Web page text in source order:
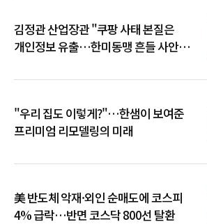
김정관 산업장관 "쿠팡 사태 본질은
개인정보 유출…한미동맹 흔들 사안
"우리 집도 이렇게?"…한샘이 보여준
프리미엄 리모델링의 미래
美 반도체 악재·외인 순매도에 코스피
4% 급락…반면 코스닥 800선 탈환